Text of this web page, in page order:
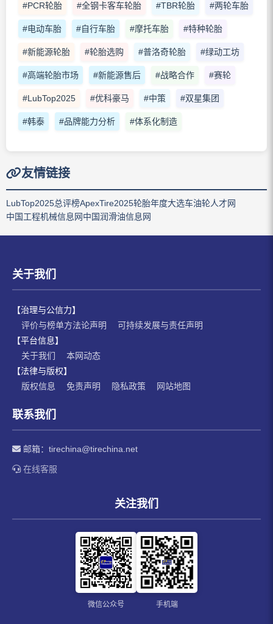
#PCR轮胎 #全钢卡客车轮胎 #TBR轮胎 #两轮车胎
#电动车胎 #自行车胎 #摩托车胎 #特种轮胎
#新能源轮胎 #轮胎选购 #普洛奇轮胎 #绿动工坊
#高端轮胎市场 #新能源售后 #战略合作 #赛轮
#LubTop2025 #优科豪马 #中策 #双星集团
#韩泰 #品牌能力分析 #体系化制造
友情链接
LubTop2025总评榜ApexTire2025轮胎年度大选车油轮人才网
中国工程机械信息网中国润滑油信息网
关于我们
【治理与公信力】
评价与榜单方法论声明
可持续发展与责任声明
【平台信息】
关于我们
本网动态
【法律与版权】
版权信息
免责声明 隐私政策 网站地图
联系我们
邮箱： tirechina@tirechina.net
在线客服
关注我们
微信公众号 手机端